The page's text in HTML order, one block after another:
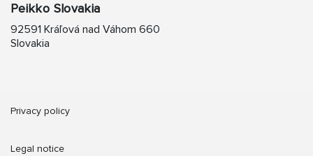
Peikko Slovakia
92591 Kráľová nad Váhom 660
Slovakia
Privacy policy
Legal notice